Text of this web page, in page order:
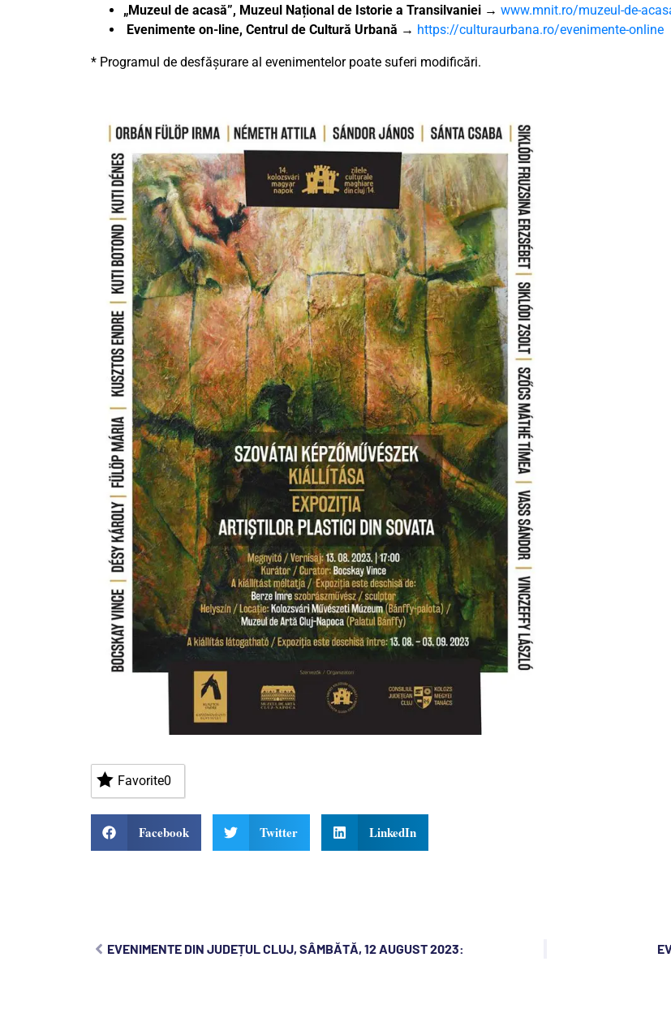
„Muzeul de acasă”, Muzeul Național de Istorie a Transilvaniei → www.mnit.ro/muzeul-de-
Evenimente on-line, Centrul de Cultură Urbană → https://culturaurbana.ro/evenimente-online
* Programul de desfășurare al evenimentelor poate suferi modificări.
Favorite0
Facebook Twitter LinkedIn
EVENIMENTE DIN JUDEȚUL CLUJ, SÂMBĂTĂ, 12 AUGUST 2023: